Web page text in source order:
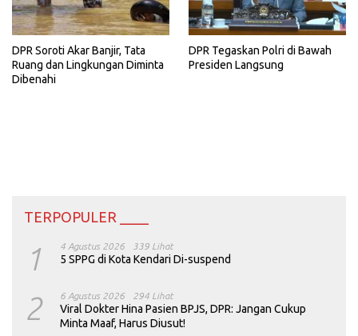
DPR Soroti Akar Banjir, Tata
Ruang dan Lingkungan Diminta
Dibenahi
DPR Tegaskan Polri di Bawah
Presiden Langsung
TERPOPULER ____
1 4 Agustus 2026 339 Lihat
5 SPPG di Kota Kendari Di-suspend
2 6 Agustus 2026 294 Lihat
Viral Dokter Hina Pasien BPJS, DPR: Jangan Cukup
Minta Maaf, Harus Diusut!